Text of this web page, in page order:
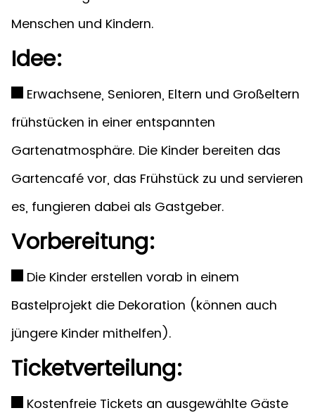
Menschen und Kindern.
Idee:
Erwachsene, Senioren, Eltern und Großeltern
frühstücken in einer entspannten
Gartenatmosphäre. Die Kinder bereiten das
Gartencafé vor, das Frühstück zu und servieren
es, fungieren dabei als Gastgeber.
Vorbereitung:
Die Kinder erstellen vorab in einem
Bastelprojekt die Dekoration (können auch
jüngere Kinder mithelfen).
Ticketverteilung:
Kostenfreie Tickets an ausgewählte Gäste